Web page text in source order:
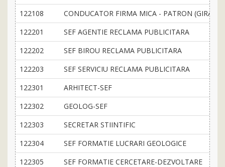
122108
CONDUCATOR FIRMA MICA - PATRON
122201
SEF AGENTIE RECLAMA PUBLICITARA
122202
SEF BIROU RECLAMA PUBLICITARA
122203
SEF SERVICIU RECLAMA PUBLICITARA
122301
ARHITECT-SEF
122302
GEOLOG-SEF
122303
SECRETAR STIINTIFIC
122304
SEF FORMATIE LUCRARI GEOLOGICE
122305
SEF FORMATIE CERCETARE-DEZVOLTARE